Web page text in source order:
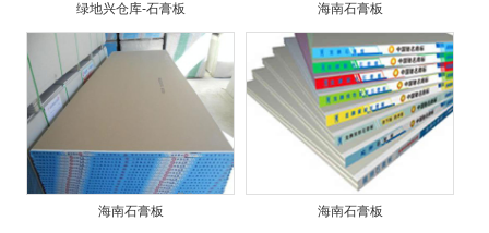
绿地兴仓库-石膏板 海南石膏板
海南石膏板 海南石膏板